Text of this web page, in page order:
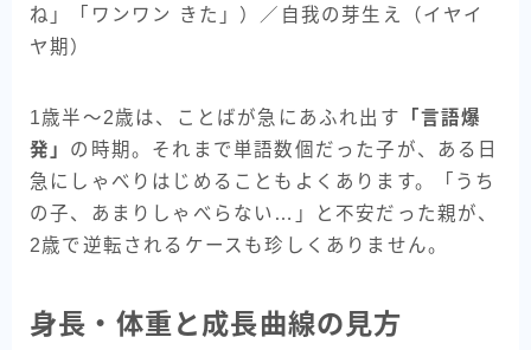
ね」「ワンワン きた」）／自我の芽生え（イヤイ
ヤ期）
1歳半〜2歳は、ことばが急にあふれ出す
「言語爆
発」 の時期。それまで単語数個だった子が、ある日
急にしゃべりはじめることもよくあります。「うち
の子、あまりしゃべらない…」と不安だった親が、
2歳で逆転されるケースも珍しくありません。
身長・体重と成長曲線の見方